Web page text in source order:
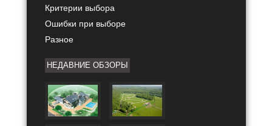
Критерии выбора
Ошибки при выборе
Разное
НЕДАВНИЕ ОБЗОРЫ